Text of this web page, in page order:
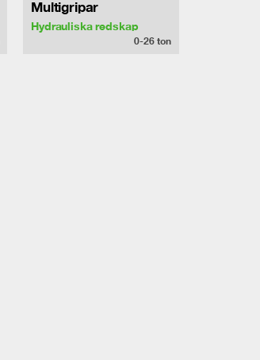
Multigripar
Hydrauliska redskap
0-26 ton